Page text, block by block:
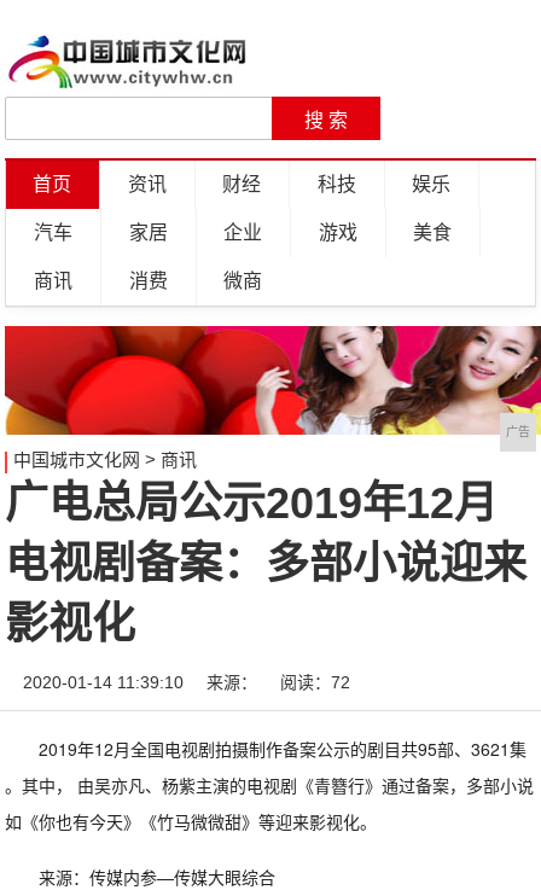
首页 资讯 财经 科技 娱乐
汽车 家居 企业 游戏 美食
商讯 消费 微商
广告
中国城市文化网 > 商讯
广电总局公示2019年12月
电视剧备案：多部小说迎来
影视化
2020-01-14 11:39:10 来源： 阅读：72
2019年12月全国电视剧拍摄制作备案公示的剧目共95部、3621集
。其中， 由吴亦凡、杨紫主演的电视剧《青簪行》通过备案，多部小说
如《你也有今天》《竹马微微甜》等迎来影视化。
来源：传媒内参—传媒大眼综合